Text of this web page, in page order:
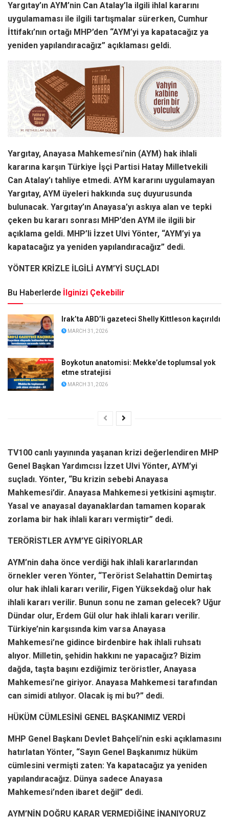
Yargıtay’ın AYM’nin Can Atalay’la ilgili ihlal kararını
uygulamaması ile ilgili tartışmalar sürerken, Cumhur
İttifakı’nın ortağı MHP’den “AYM’yi ya kapatacağız ya
yeniden yapılandıracağız” açıklaması geldi.
Yargıtay, Anayasa Mahkemesi’nin (AYM) hak ihlali
kararına karşın Türkiye İşçi Partisi Hatay Milletvekili
Can Atalay’ı tahliye etmedi. AYM kararını uygulamayan
Yargıtay, AYM üyeleri hakkında suç duyurusunda
bulunacak. Yargıtay’ın Anayasa’yı askıya alan ve tepki
çeken bu kararı sonrası MHP’den AYM ile ilgili bir
açıklama geldi. MHP’li İzzet Ulvi Yönter, “AYM’yi ya
kapatacağız ya yeniden yapılandıracağız” dedi.
YÖNTER KRİZLE İLGİLİ AYM’Yİ SUÇLADI
Bu Haberlerde İlginizi Çekebilir
Irak’ta ABD’li gazeteci Shelly Kittleson kaçırıldı
MARCH 31, 2026
Boykotun anatomisi: Mekke’de toplumsal yok
etme stratejisi
MARCH 31, 2026
TV100 canlı yayınında yaşanan krizi değerlendiren MHP
Genel Başkan Yardımcısı İzzet Ulvi Yönter, AYM’yi
suçladı. Yönter, “Bu krizin sebebi Anayasa
Mahkemesi’dir. Anayasa Mahkemesi yetkisini aşmıştır.
Yasal ve anayasal dayanaklardan tamamen koparak
zorlama bir hak ihlali kararı vermiştir” dedi.
TERÖRİSTLER AYM’YE GİRİYORLAR
AYM’nin daha önce verdiği hak ihlali kararlarından
örnekler veren Yönter, “Terörist Selahattin Demirtaş
olur hak ihlali kararı verilir, Figen Yüksekdağ olur hak
ihlali kararı verilir. Bunun sonu ne zaman gelecek? Uğur
Dündar olur, Erdem Gül olur hak ihlali kararı verilir.
Türkiye’nin karşısında kim varsa Anayasa
Mahkemesi’ne gidince birdenbire hak ihlali ruhsatı
alıyor. Milletin, şehidin hakkını ne yapacağız? Bizim
dağda, taşta başını ezdiğimiz teröristler, Anayasa
Mahkemesi’ne giriyor. Anayasa Mahkemesi tarafından
can simidi atılıyor. Olacak iş mi bu?” dedi.
HÜKÜM CÜMLESİNİ GENEL BAŞKANIMIZ VERDİ
MHP Genel Başkanı Devlet Bahçeli’nin eski açıklamasını
hatırlatan Yönter, “Sayın Genel Başkanımız hüküm
cümlesini vermişti zaten: Ya kapatacağız ya yeniden
yapılandıracağız. Dünya sadece Anayasa
Mahkemesi’nden ibaret değil” dedi.
AYM’NİN DOĞRU KARAR VERMEDİĞİNE İNANIYORUZ